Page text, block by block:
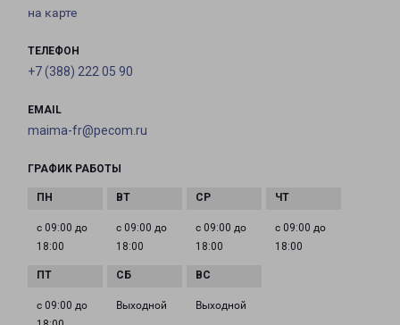
на карте
ТЕЛЕФОН
+7 (388) 222 05 90
EMAIL
maima-fr@pecom.ru
ГРАФИК РАБОТЫ
с 09:00 до
18:00
с 09:00 до
18:00
с 09:00 до
18:00
с 09:00 до
18:00
с 09:00 до
Выходной Выходной